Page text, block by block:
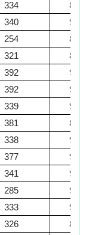
334
85
340
91
254
81
321
85
392
95
392
98
339
92
381
89
338
96
377
90
341
93
285
90
333
92
326 88